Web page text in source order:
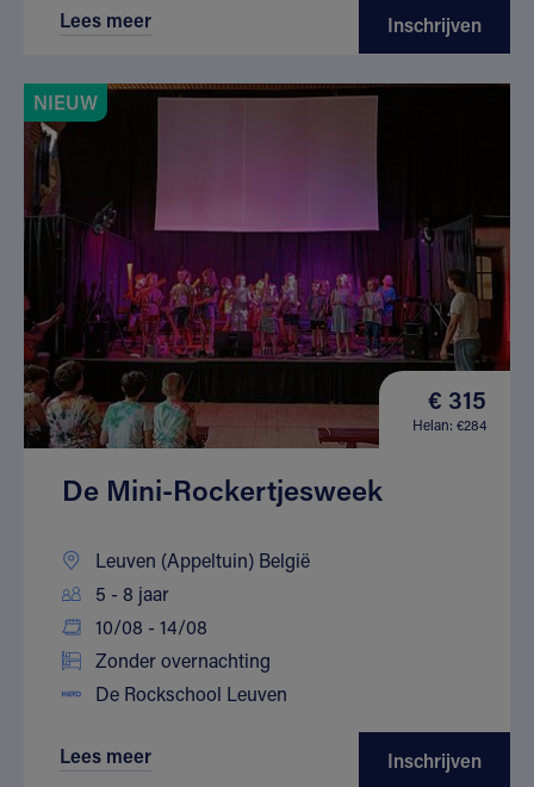
Lees meer Inschrijven
NIEUW
€ 315
Helan: €284
De Mini-Rockertjesweek
Leuven (Appeltuin) België
5 - 8 jaar
10/08 - 14/08
Zonder overnachting
De Rockschool Leuven
Lees meer Inschrijven